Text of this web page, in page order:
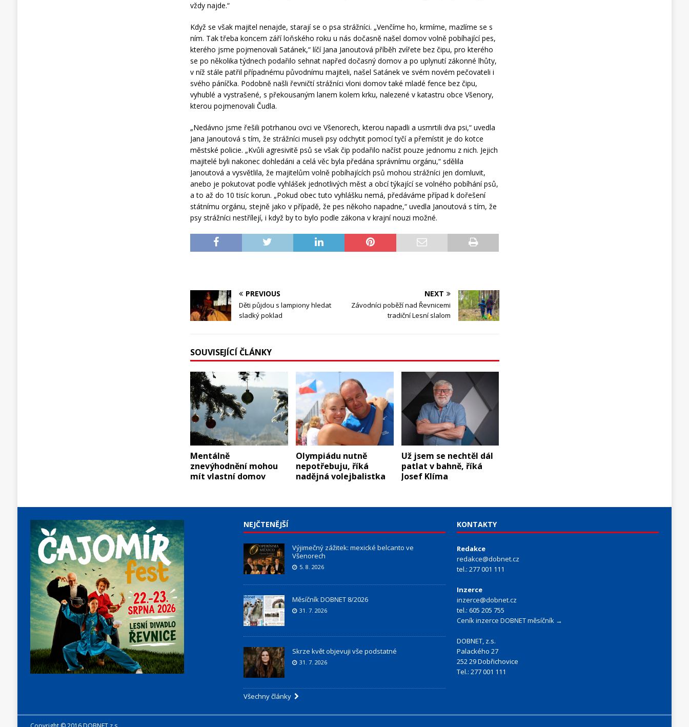
vždy najde.“
Když se však majitel nenajde, starají se o psa strážníci. „Venčíme ho, krmíme, mazlíme se s
ním. Tak třeba koncem září loňského roku u nás dočasně našel domov volně pobíhající pes,
kterého jsme pojmenovali Satánek,“ líčí Jana Janoutová příběh zvířete bez čipu, pro kterého
se po několika týdnech podařilo sehnat napřed dočasný domov a po uplynutí zákonné lhůty,
v níž stále patřil případnému původnímu majiteli, našel Satánek ve svém novém pečovateli i
svého páníčka. Podobně našli řevničtí strážníci vloni domov také mladé fence bez čipu,
vyhublé a vystrašené, s překousaným lanem kolem krku, nalezené v katastru obce Všenory,
kterou pojmenovali Čudla.
„Nedávno jsme řešili potrhanou ovci ve Všenorech, kterou napadli a usmrtili dva psi,“ uvedla
Jana Janoutová s tím, že strážníci museli psy odchytit pomocí tyčí a přemístit je do kotce
městské policie. „Kvůli agresivitě psů se však čip podařilo načíst pouze jednomu z nich. Jejich
majitelé byli nakonec dohledáni a celá věc byla předána správnímu orgánu,“ sdělila
Janoutová a vysvětlila, že majitelům volně pobíhajících psů mohou strážníci jen domluvit,
anebo je pokutovat podle vyhlášek jednotlivých měst a obcí týkající se volného pobíhání psů,
a to až do 10 tisíc korun. „Pokud obec tuto vyhlášku nemá, předáváme případ k dořešení
státnímu orgánu, stejně jako v případě, že pes někoho napadne,“ uvedla Janoutová s tím, že
psy strážníci nestřílejí, i když by to bylo podle zákona v krajní nouzi možné.
PREVIOUS
Děti půjdou s lampiony hledat
sladký poklad
NEXT
Závodníci poběží nad Řevnicemi
tradiční Lesní slalom
SOUVISEJÍCÍ ČLÁNKY
Mentálně
znevýhodnění mohou
mít vlastní domov
Olympiádu nutně
nepotřebuju, říká
nadějná volejbalistka
Už jsem se nechtěl dál
patlat v bahně, říká
Josef Klíma
NEJČTENĚJŠÍ
Výjimečný zážitek: mexické belcanto ve
Všenorech
5. 8. 2026
Měsíčník DOBNET 8/2026
31. 7. 2026
Skrze květ objevuji vše podstatné
31. 7. 2026
Všechny články
KONTAKTY
Redakce
redakce@dobnet.cz
tel.: 277 001 111
Inzerce
inzerce@dobnet.cz
tel.: 605 205 755
Ceník inzerce DOBNET měsíčník →
DOBNET, z.s.
Palackého 27
252 29 Dobřichovice
Tel.: 277 001 111